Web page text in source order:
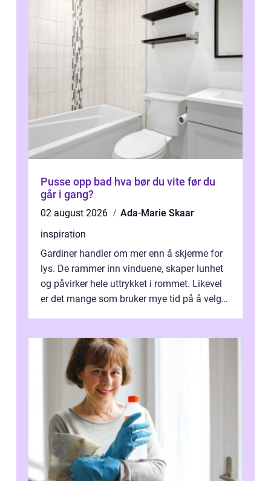
Pusse opp bad hva bør du vite før du
går i gang?
02 august 2026
Ada-Marie Skaar
inspiration
Gardiner handler om mer enn å skjerme for
lys. De rammer inn vinduene, skaper lunhet
og påvirker hele uttrykket i rommet. Likevel
er det mange som bruker mye tid på å velge